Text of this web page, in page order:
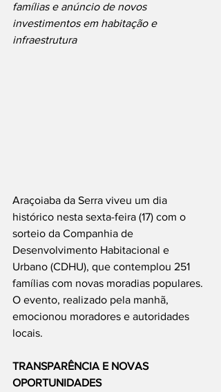
famílias e anúncio de novos
investimentos em habitação e
infraestrutura
Araçoiaba da Serra viveu um dia
histórico nesta sexta-feira (17) com o
sorteio da Companhia de
Desenvolvimento Habitacional e
Urbano (CDHU), que contemplou 251
famílias com novas moradias populares.
O evento, realizado pela manhã,
emocionou moradores e autoridades
locais.
TRANSPARÊNCIA E NOVAS
OPORTUNIDADES